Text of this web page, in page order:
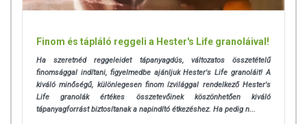
Finom és tápláló reggeli a Hester's Life granoláival!
Ha szeretnéd reggeleidet tápanyagdús, változatos összetételű
finomsággal indítani, figyelmedbe ajánljuk Hester's Life granoláit! A
kiváló minőségű, különlegesen finom ízvilággal rendelkező Hester's
Life granolák értékes összetevőinek köszönhetően kiváló
tápanyagforrást biztosítanak a napindító étkezéshez. Ha pedig n...